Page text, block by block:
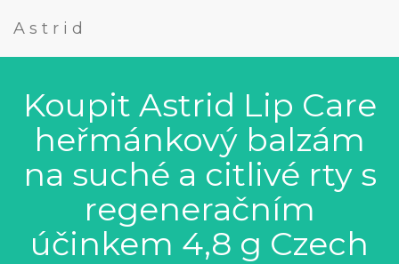
Astrid
Koupit Astrid Lip Care
heřmánkový balzám
na suché a citlivé rty s
regeneračním
účinkem 4,8 g Czech